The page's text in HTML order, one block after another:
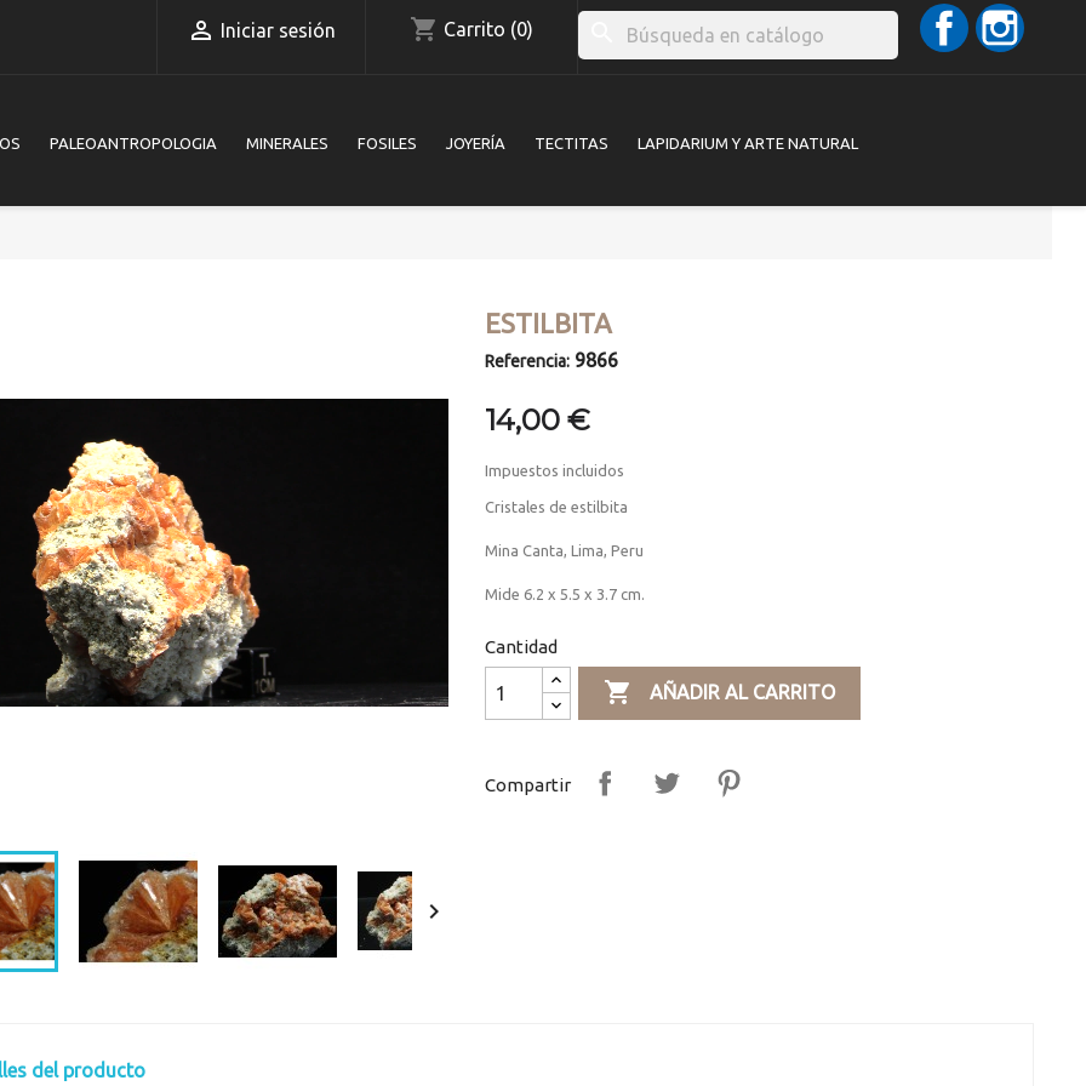
 Iniciar sesión shopping_cart Carrito (0)
Facebook
PALEOANTROPOLOGIA MINERALES FOSILES JOYERÍA TECTITAS LAPIDARIUM Y ARTE NATURAL

ESTILBITA
Referencia: 9866
14,00 €
Impuestos incluidos
Cristales de estilbita
Mina Canta, Lima, Peru
Mide 6.2 x 5.5 x 3.7 cm.
Cantidad
 AÑADIR AL CARRITO
Compartir
del producto